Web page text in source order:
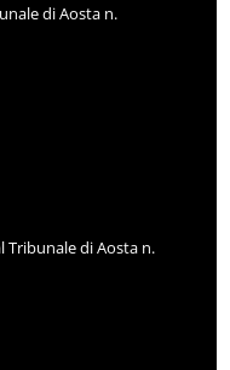
di Aosta n.
Tribunale di Aosta n.